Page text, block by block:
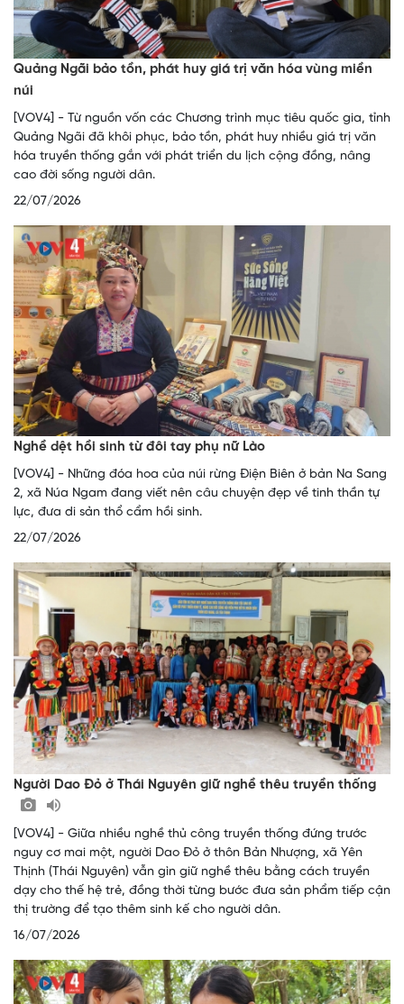
Quảng Ngãi bảo tồn, phát huy giá trị văn hóa vùng miền
núi
[VOV4] - Từ nguồn vốn các Chương trình mục tiêu quốc gia, tỉnh
Quảng Ngãi đã khôi phục, bảo tồn, phát huy nhiều giá trị văn
hóa truyền thống gắn với phát triển du lịch cộng đồng, nâng
cao đời sống người dân.
22/07/2026
Nghề dệt hồi sinh từ đôi tay phụ nữ Lào
[VOV4] - Những đóa hoa của núi rừng Điện Biên ở bản Na Sang
2, xã Núa Ngam đang viết nên câu chuyện đẹp về tinh thần tự
lực, đưa di sản thổ cẩm hồi sinh.
22/07/2026
Người Dao Đỏ ở Thái Nguyên giữ nghề thêu truyền thống
[VOV4] - Giữa nhiều nghề thủ công truyền thống đứng trước
nguy cơ mai một, người Dao Đỏ ở thôn Bản Nhượng, xã Yên
Thịnh (Thái Nguyên) vẫn gìn giữ nghề thêu bằng cách truyền
dạy cho thế hệ trẻ, đồng thời từng bước đưa sản phẩm tiếp cận
thị trường để tạo thêm sinh kế cho người dân.
16/07/2026